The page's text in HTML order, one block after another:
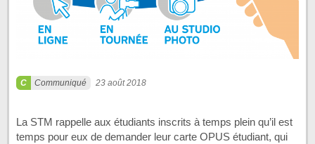
Communiqué 23 août 2018
La STM rappelle aux étudiants inscrits à temps plein qu’il est
temps pour eux de demander leur carte OPUS étudiant, qui